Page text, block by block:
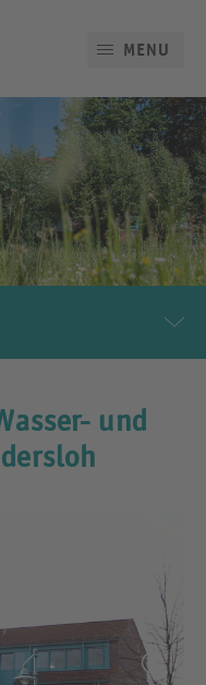
MENU
und